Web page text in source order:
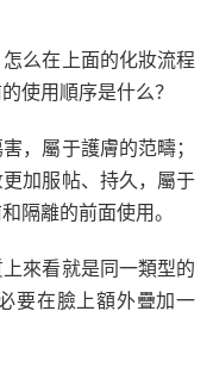
么在上面的化妝流程
使用順序是什么？
，屬于護膚的范疇；
加服帖、持久，屬于
隔離的前面使用。
來看就是同一類型的
要在臉上額外疊加一